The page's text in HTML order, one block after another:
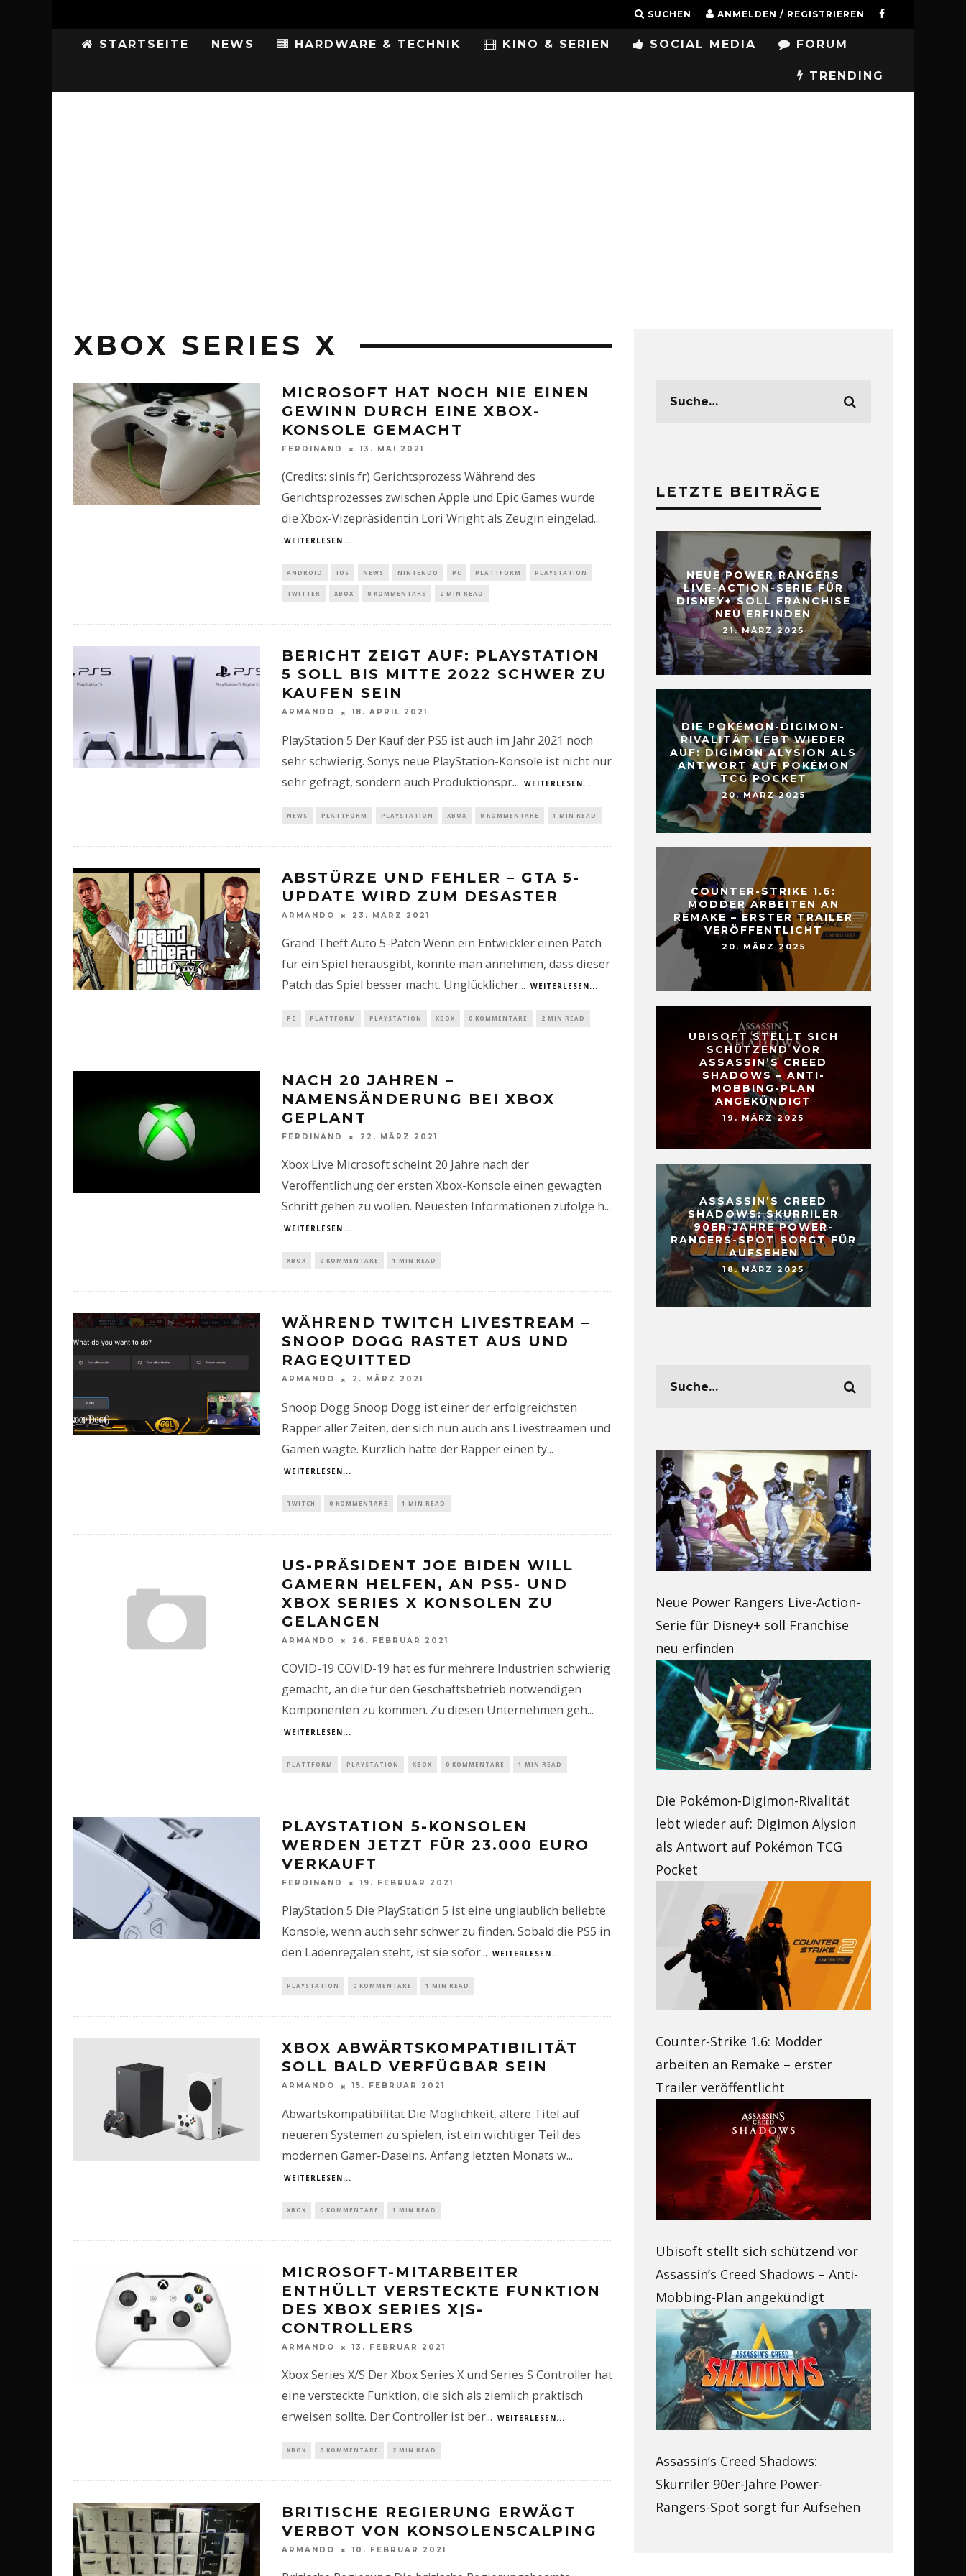
SUCHEN ANMELDEN / REGISTRIEREN
STARTSEITE NEWS HARDWARE & TECHNIK KINO & SERIEN SOCIAL MEDIA FORUM
TRENDING
XBOX SERIES X
MICROSOFT HAT NOCH NIE EINEN
GEWINN DURCH EINE XBOX-
KONSOLE GEMACHT
FERDINAND 13. MAI 2021
(Credits: sinis.fr) Gerichtsprozess Während des
Gerichtsprozesses zwischen Apple und Epic Games wurde
die Xbox-Vizepräsidentin Lori Wright als Zeugin eingelad...
WEITERLESEN...
ANDROID IOS NEWS NINTENDO PC PLATTFORM PLAYSTATION
TWITTER XBOX 0 KOMMENTARE 2 MIN READ
BERICHT ZEIGT AUF: PLAYSTATION
5 SOLL BIS MITTE 2022 SCHWER ZU
KAUFEN SEIN
ARMANDO 18. APRIL 2021
PlayStation 5 Der Kauf der PS5 ist auch im Jahr 2021 noch
sehr schwierig. Sonys neue PlayStation-Konsole ist nicht nur
sehr gefragt, sondern auch Produktionspr... WEITERLESEN...
NEWS PLATTFORM PLAYSTATION XBOX 0 KOMMENTARE 1 MIN READ
ABSTÜRZE UND FEHLER – GTA 5-
UPDATE WIRD ZUM DESASTER
ARMANDO 23. MÄRZ 2021
Grand Theft Auto 5-Patch Wenn ein Entwickler einen Patch
für ein Spiel herausgibt, könnte man annehmen, dass dieser
Patch das Spiel besser macht. Unglücklicher... WEITERLESEN...
PC PLATTFORM PLAYSTATION XBOX 0 KOMMENTARE 2 MIN READ
NACH 20 JAHREN –
NAMENSÄNDERUNG BEI XBOX
GEPLANT
FERDINAND 22. MÄRZ 2021
Xbox Live Microsoft scheint 20 Jahre nach der
Veröffentlichung der ersten Xbox-Konsole einen gewagten
Schritt gehen zu wollen. Neuesten Informationen zufolge h...
WEITERLESEN...
XBOX 0 KOMMENTARE 1 MIN READ
WÄHREND TWITCH LIVESTREAM –
SNOOP DOGG RASTET AUS UND
RAGEQUITTED
ARMANDO 2. MÄRZ 2021
Snoop Dogg Snoop Dogg ist einer der erfolgreichsten
Rapper aller Zeiten, der sich nun auch ans Livestreamen und
Gamen wagte. Kürzlich hatte der Rapper einen ty...
WEITERLESEN...
TWITCH 0 KOMMENTARE 1 MIN READ
US-PRÄSIDENT JOE BIDEN WILL
GAMERN HELFEN, AN PS5- UND
XBOX SERIES X KONSOLEN ZU
GELANGEN
ARMANDO 26. FEBRUAR 2021
COVID-19 COVID-19 hat es für mehrere Industrien schwierig
gemacht, an die für den Geschäftsbetrieb notwendigen
Komponenten zu kommen. Zu diesen Unternehmen geh...
WEITERLESEN...
PLATTFORM PLAYSTATION XBOX 0 KOMMENTARE 1 MIN READ
PLAYSTATION 5-KONSOLEN
WERDEN JETZT FÜR 23.000 EURO
VERKAUFT
FERDINAND 19. FEBRUAR 2021
PlayStation 5 Die PlayStation 5 ist eine unglaublich beliebte
Konsole, wenn auch sehr schwer zu finden. Sobald die PS5 in
den Ladenregalen steht, ist sie sofor... WEITERLESEN...
PLAYSTATION 0 KOMMENTARE 1 MIN READ
XBOX ABWÄRTSKOMPATIBILITÄT
SOLL BALD VERFÜGBAR SEIN
ARMANDO 15. FEBRUAR 2021
Abwärtskompatibilität Die Möglichkeit, ältere Titel auf
neueren Systemen zu spielen, ist ein wichtiger Teil des
modernen Gamer-Daseins. Anfang letzten Monats w...
WEITERLESEN...
XBOX 0 KOMMENTARE 1 MIN READ
MICROSOFT-MITARBEITER
ENTHÜLLT VERSTECKTE FUNKTION
DES XBOX SERIES X|S-
CONTROLLERS
ARMANDO 13. FEBRUAR 2021
Xbox Series X/S Der Xbox Series X und Series S Controller hat
eine versteckte Funktion, die sich als ziemlich praktisch
erweisen sollte. Der Controller ist ber... WEITERLESEN...
XBOX 0 KOMMENTARE 2 MIN READ
BRITISCHE REGIERUNG ERWÄGT
VERBOT VON KONSOLENSCALPING
ARMANDO 10. FEBRUAR 2021
LETZTE BEITRÄGE
NEUE POWER RANGERS
LIVE-ACTION-SERIE FÜR
DISNEY+ SOLL FRANCHISE
NEU ERFINDEN
21. MÄRZ 2025
DIE POKÉMON-DIGIMON-
RIVALITÄT LEBT WIEDER
AUF: DIGIMON ALYSION ALS
ANTWORT AUF POKÉMON
TCG POCKET
20. MÄRZ 2025
COUNTER-STRIKE 1.6:
MODDER ARBEITEN AN
REMAKE – ERSTER TRAILER
VERÖFFENTLICHT
20. MÄRZ 2025
UBISOFT STELLT SICH
SCHÜTZEND VOR
ASSASSIN’S CREED
SHADOWS – ANTI-
MOBBING-PLAN
ANGEKÜNDIGT
19. MÄRZ 2025
ASSASSIN’S CREED
SHADOWS: SKURRILER
90ER-JAHRE POWER-
RANGERS-SPOT SORGT FÜR
AUFSEHEN
18. MÄRZ 2025
Neue Power Rangers Live-Action-
Serie für Disney+ soll Franchise
neu erfinden
Die Pokémon-Digimon-Rivalität
lebt wieder auf: Digimon Alysion
als Antwort auf Pokémon TCG
Pocket
Counter-Strike 1.6: Modder
arbeiten an Remake – erster
Trailer veröffentlicht
Ubisoft stellt sich schützend vor
Assassin’s Creed Shadows – Anti-
Mobbing-Plan angekündigt
Assassin’s Creed Shadows:
Skurriler 90er-Jahre Power-
Rangers-Spot sorgt für Aufsehen